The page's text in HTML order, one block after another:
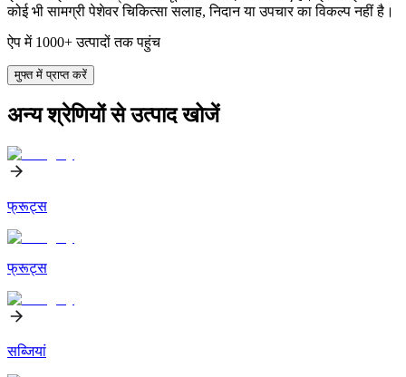
कोई भी सामग्री पेशेवर चिकित्सा सलाह, निदान या उपचार का विकल्प नहीं है।
ऐप में 1000+ उत्पादों तक पहुंच
मुफ्त में प्राप्त करें
अन्य श्रेणियों से उत्पाद खोजें
फ्रूट्स
फ्रूट्स
सब्जियां